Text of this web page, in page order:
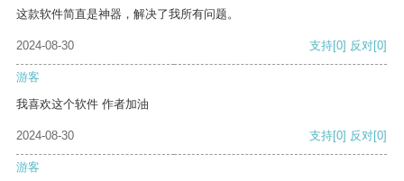
这款软件简直是神器，解决了我所有问题。
2024-08-30 支持[0] 反对[0]
游客
我喜欢这个软件 作者加油
2024-08-30 支持[0] 反对[0]
游客